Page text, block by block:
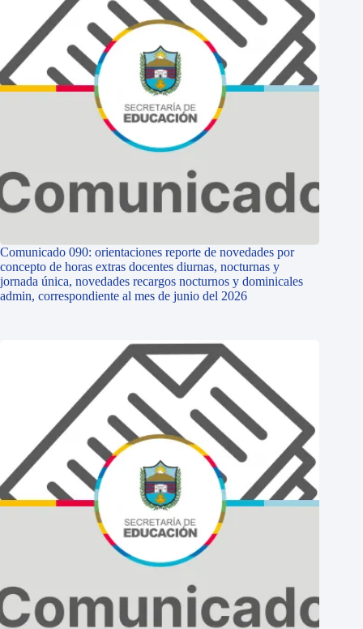
Comunicado 090: orientaciones reporte de novedades por
concepto de horas extras docentes diurnas, nocturnas y
jornada única, novedades recargos nocturnos y dominicales
admin, correspondiente al mes de junio del 2026